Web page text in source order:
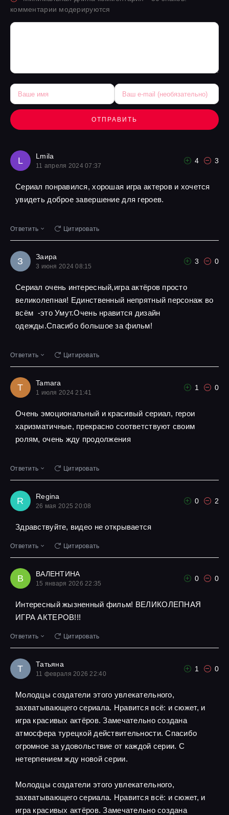
комментарии модерируются
ОТПРАВИТЬ
L Lmila
11 апреля 2024 07:37
4 3
Сериал понравился, хорошая игра актеров и хочется
увидеть доброе завершение для героев.
Ответить Цитировать
З Заира
3 июня 2024 08:15
3 0
Сериал очень интересный,игра актёров просто
великолепная! Единственный непрятный персонаж во
всём -это Умут.Очень нравится дизайн
одежды.Спасибо большое за фильм!
Ответить Цитировать
T Tamara
1 июля 2024 21:41
1 0
Очень эмоциональный и красивый сериал, герои
харизматичные, прекрасно соответствуют своим
ролям, очень жду продолжения
Ответить Цитировать
R Regina
26 мая 2025 20:08
0 2
Здравствуйте, видео не открывается
Ответить Цитировать
В ВАЛЕНТИНА
15 января 2026 22:35
0 0
Интересный жызненный фильм! ВЕЛИКОЛЕПНАЯ
ИГРА АКТЕРОВ!!!
Ответить Цитировать
Т Татьяна
11 февраля 2026 22:40
1 0
Молодцы создатели этого увлекательного,
захватывающего сериала. Нравится всё: и сюжет, и
игра красивых актёров. Замечательно создана
атмосфера турецкой действительности. Спасибо
огромное за удовольствие от каждой серии. С
нетерпением жду новой серии.
Молодцы создатели этого увлекательного,
захватывающего сериала. Нравится всё: и сюжет, и
игра красивых актёров. Замечательно создана